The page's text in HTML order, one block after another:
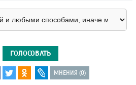
ГОЛОСОВАТЬ
МНЕНИЯ (0)